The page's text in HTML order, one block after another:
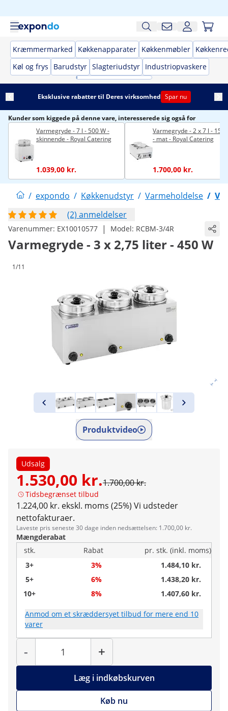
Kræmmermarked Køkkenapparater Køkkenmøbler
Køl og frys
Barudstyr Slagteriudstyr Industriopvaskere
Eksklusive rabatter til Deres virksomhed Spar nu
Kunder som kiggede på denne vare, interesserede sig også for
Varmegryde - 7 l - 500 W -
skinnende - Royal Catering
1.039,00 kr.
Varmegryde - 2 x 7 l -
- mat - Royal Catering
1.700,00 kr.
/ expondo / Køkkenudstyr / Varmeholdelse /
(2) anmeldelser
Varenummer: EX10010577 | Model: RCBM-3/4R
Varmegryde - 3 x 2,75 liter - 450 W
1/11
Produktvideo
Udsalg
1.530,00 kr.1.700,00 kr.
Tidsbegrænset tilbud
1.224,00 kr. ekskl. moms (25%) Vi udsteder
nettofakturaer.
Laveste pris seneste 30 dage inden nedsættelsen: 1.700,00 kr.
Mængderabat
stk.
Rabat
pr. stk. (inkl. moms)
3+
3%
1.484,10 kr.
5+
6%
1.438,20 kr.
10+
8% 1.407,60 kr.
Anmod om et skræddersyet tilbud for mere end 10
varer
-
Antal
+
Læg i indkøbskurven
Køb nu